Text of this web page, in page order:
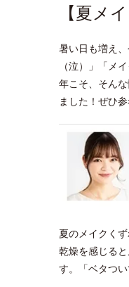
【夏メ
暑い日も増え
（泣）」「メ
年こそ、そん
ました！ぜひ
夏のメイクく
乾燥を感じる
す。「ベタつ